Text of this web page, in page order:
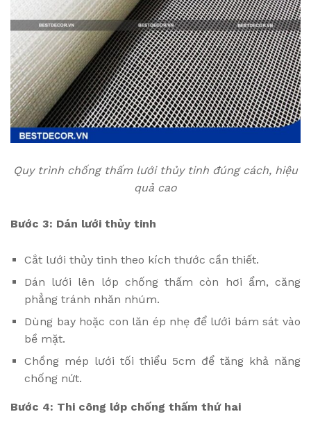
Quy trình chống thấm lưới thủy tinh đúng cách, hiệu
quả cao
Bước 3: Dán lưới thủy tinh
Cắt lưới thủy tinh theo kích thước cần thiết.
Dán lưới lên lớp chống thấm còn hơi ẩm, căng
phẳng tránh nhăn nhúm.
Dùng bay hoặc con lăn ép nhẹ để lưới bám sát vào
bề mặt.
Chồng mép lưới tối thiểu 5cm để tăng khả năng
chống nứt.
Bước 4: Thi công lớp chống thấm thứ hai